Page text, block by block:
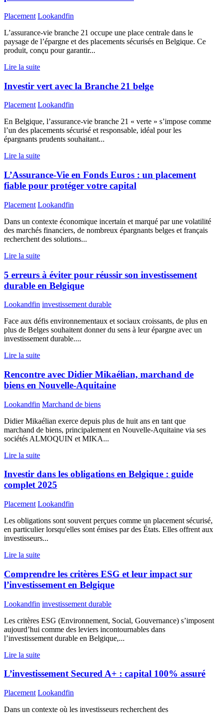
Placement Lookandfin
L’assurance-vie branche 21 occupe une place centrale dans le
paysage de l’épargne et des placements sécurisés en Belgique. Ce
produit, conçu pour garantir...
Lire la suite
Investir vert avec la Branche 21 belge
Placement Lookandfin
En Belgique, l’assurance-vie branche 21 « verte » s’impose comme
l’un des placements sécurisé et responsable, idéal pour les
épargnants prudents souhaitant...
Lire la suite
L’Assurance-Vie en Fonds Euros : un placement
fiable pour protéger votre capital
Placement Lookandfin
Dans un contexte économique incertain et marqué par une volatilité
des marchés financiers, de nombreux épargnants belges et français
recherchent des solutions...
Lire la suite
5 erreurs à éviter pour réussir son investissement
durable en Belgique
Lookandfin investissement durable
Face aux défis environnementaux et sociaux croissants, de plus en
plus de Belges souhaitent donner du sens à leur épargne avec un
investissement durable....
Lire la suite
Rencontre avec Didier Mikaélian, marchand de
biens en Nouvelle-Aquitaine
Lookandfin Marchand de biens
Didier Mikaélian exerce depuis plus de huit ans en tant que
marchand de biens, principalement en Nouvelle-Aquitaine via ses
sociétés ALMOQUIN et MIKA...
Lire la suite
Investir dans les obligations en Belgique : guide
complet 2025
Placement Lookandfin
Les obligations sont souvent perçues comme un placement sécurisé,
en particulier lorsqu'elles sont émises par des États. Elles offrent aux
investisseurs...
Lire la suite
Comprendre les critères ESG et leur impact sur
l’investissement en Belgique
Lookandfin investissement durable
Les critères ESG (Environnement, Social, Gouvernance) s’imposent
aujourd’hui comme des leviers incontournables dans
l’investissement durable en Belgique,...
Lire la suite
L’investissement Secured A+ : capital 100% assuré
Placement Lookandfin
Dans un contexte où les investisseurs recherchent des